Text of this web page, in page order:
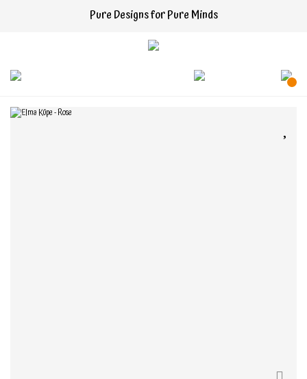
Pure Designs for Pure Minds